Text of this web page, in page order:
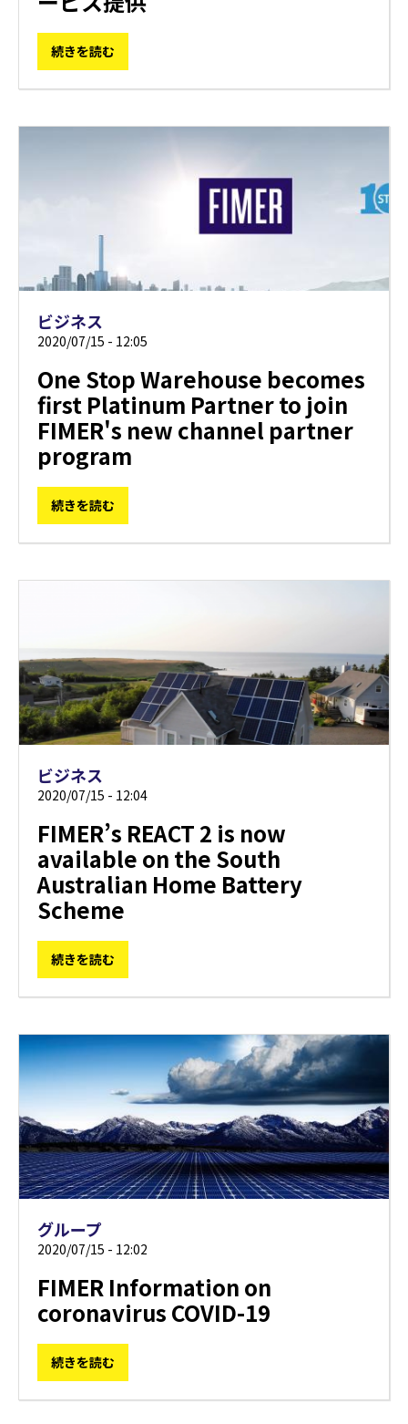
続きを読む
ビジネス
2020/07/15 - 12:05
One Stop Warehouse becomes
first Platinum Partner to join
FIMER's new channel partner
program
続きを読む
ビジネス
2020/07/15 - 12:04
FIMER’s REACT 2 is now
available on the South
Australian Home Battery
Scheme
続きを読む
グループ
2020/07/15 - 12:02
FIMER Information on
coronavirus COVID-19
続きを読む